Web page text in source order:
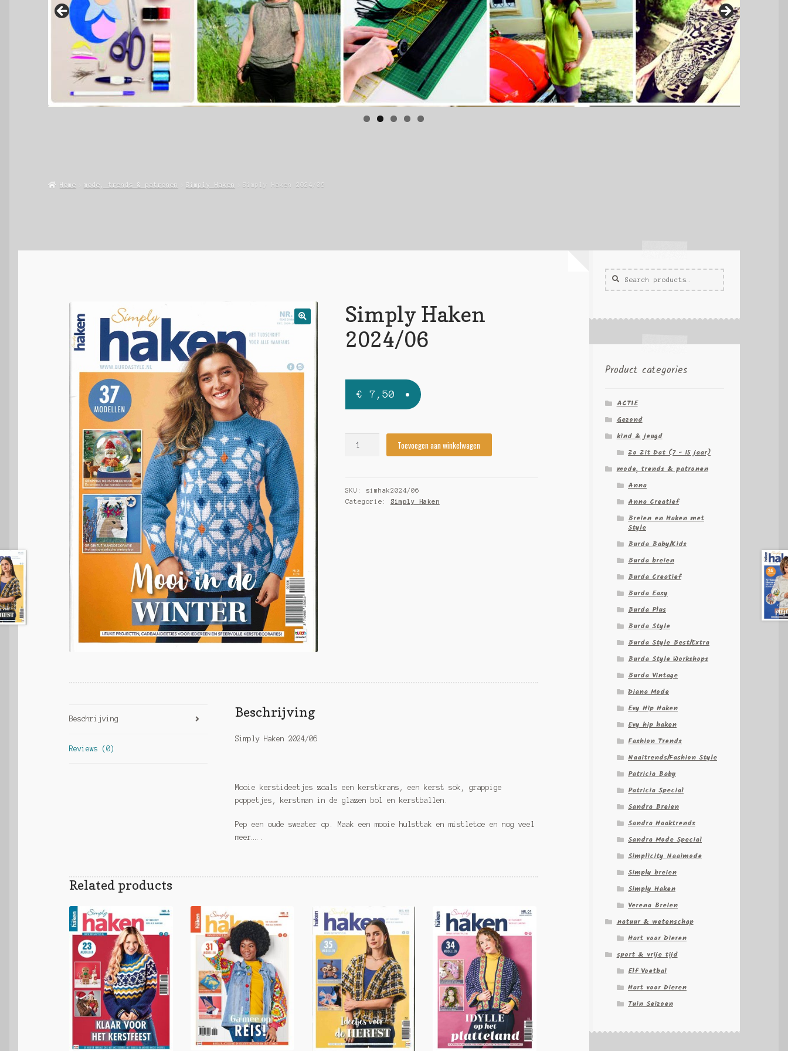
Home mode, trends & patronen Simply Haken Simply Haken 2024/06
Simply Haken
2024/06
€ 7,50
Toevoegen aan winkelwagen
SKU: simhak2024/06
Categorie: Simply Haken
Beschrijving
Reviews (0)
Beschrijving
Simply Haken 2024/06
Mooie kerstideetjes zoals een kerstkrans, een kerst sok, grappige
poppetjes, kerstman in de glazen bol en kerstballen.
Pep een oude sweater op. Maak een mooie hulsttak en mistletoe en nog veel
meer…..
Related products
Zoeken
voor:
Zoek
Product categories
ACTIE
Gezond
kind & jeugd
Zo Zit Dat (7 - 15 jaar)
mode, trends & patronen
Anna
Anna Creatief
Breien en Haken met
Style
Burda Baby/Kids
Burda breien
Burda Creatief
Burda Easy
Burda Plus
Burda Style
Burda Style Best/Extra
Burda Style Workshops
Burda Vintage
Diana Mode
Evy Hip Haken
Evy hip haken
Fashion Trends
Naaitrends/Fashion Style
Patricia Baby
Patricia Special
Sandra Breien
Sandra Haaktrends
Sandra Mode Special
Simplicity Naaimode
Simply breien
Simply Haken
Verena Breien
natuur & wetenschap
Hart voor Dieren
sport & vrije tijd
Elf Voetbal
Hart voor Dieren
Tuin Seizoen